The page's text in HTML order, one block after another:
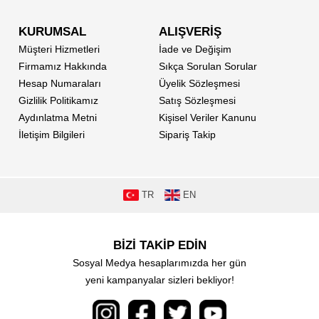
KURUMSAL
Müşteri Hizmetleri
Firmamız Hakkında
Hesap Numaraları
Gizlilik Politikamız
Aydınlatma Metni
İletişim Bilgileri
ALIŞVERİŞ
İade ve Değişim
Sıkça Sorulan Sorular
Üyelik Sözleşmesi
Satış Sözleşmesi
Kişisel Veriler Kanunu
Sipariş Takip
TR EN
BİZİ TAKİP EDİN
Sosyal Medya hesaplarımızda her gün
yeni kampanyalar sizleri bekliyor!